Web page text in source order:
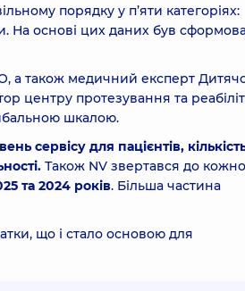
порядку у п’яти категоріях:
На основі цих даних був
а також медичний експерт
протезування та
шкалою.
сервісу для пацієнтів,
Також NV звертався до
та 2024 років. Більша частина
що і стало основою для